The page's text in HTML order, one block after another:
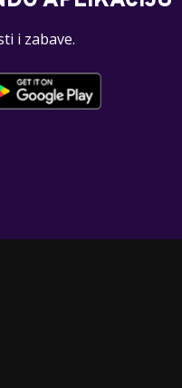
i zabave.